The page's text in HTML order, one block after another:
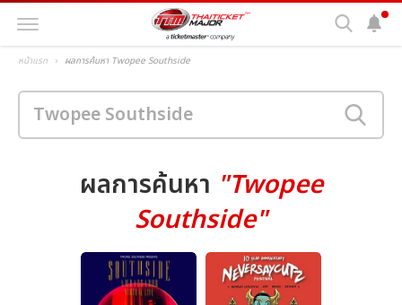
หน้าแรก ผลการค้นหา Twopee Southside
ผลการค้นหา "Twopee
Southside"